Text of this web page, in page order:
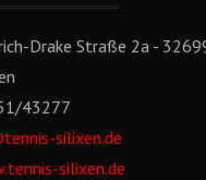
Drake Straße 2a -
43277
silixen.de
silixen.de